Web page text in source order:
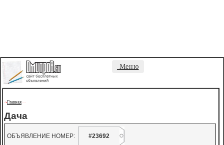
Меню
->Главная - -
Дача
ОБЪЯВЛЕНИЕ НОМЕР:
#23692